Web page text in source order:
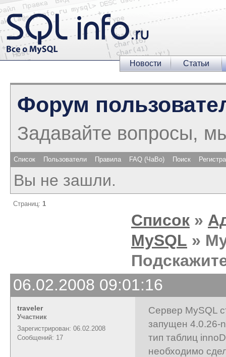
Новости Статьи
Форум
Задавайте вопросы,
Список Пользователи Правила FAQ (ЧаВо) Поиск
Вы не зашли.
Страниц: 1
Список »
MySQL »
06.02.2008 09:01:16
traveler
Участник
Зарегистрирован: 06.02.2008
Сообщений: 17
Сервер MySQL
запущен 4.0.26-
тип таблиц
необходимо